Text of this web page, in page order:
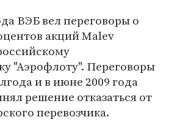
ВЭБ вел переговоры о
акций Malev
"Аэрофлоту". Переговоры
и в июне 2009 года
решение отказаться от
перевозчика.